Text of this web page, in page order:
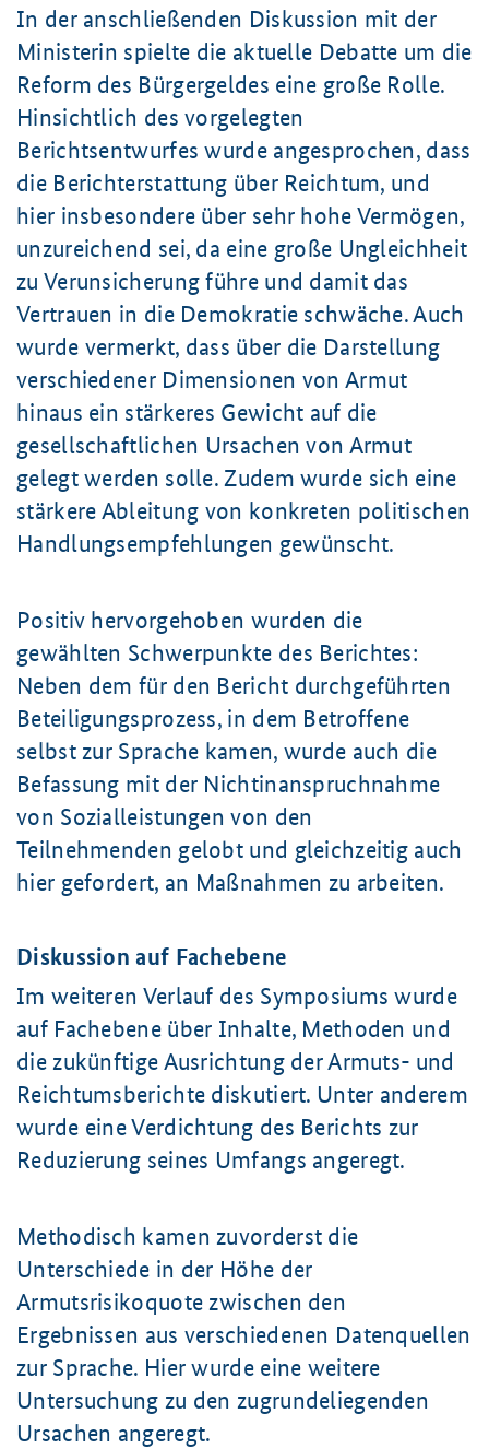
In der anschließenden Diskussion mit der
Ministerin spielte die aktuelle Debatte um die
Reform des Bürgergeldes eine große Rolle.
Hinsichtlich des vorgelegten
Berichtsentwurfes wurde angesprochen, dass
die Berichterstattung über Reichtum, und
hier insbesondere über sehr hohe Vermögen,
unzureichend sei, da eine große Ungleichheit
zu Verunsicherung führe und damit das
Vertrauen in die Demokratie schwäche. Auch
wurde vermerkt, dass über die Darstellung
verschiedener Dimensionen von Armut
hinaus ein stärkeres Gewicht auf die
gesellschaftlichen Ursachen von Armut
gelegt werden solle. Zudem wurde sich eine
stärkere Ableitung von konkreten politischen
Handlungsempfehlungen gewünscht.
Positiv hervorgehoben wurden die
gewählten Schwerpunkte des Berichtes:
Neben dem für den Bericht durchgeführten
Beteiligungsprozess, in dem Betroffene
selbst zur Sprache kamen, wurde auch die
Befassung mit der Nichtinanspruchnahme
von Sozialleistungen von den
Teilnehmenden gelobt und gleichzeitig auch
hier gefordert, an Maßnahmen zu arbeiten.
Diskussion auf Fachebene
Im weiteren Verlauf des Symposiums wurde
auf Fachebene über Inhalte, Methoden und
die zukünftige Ausrichtung der Armuts- und
Reichtumsberichte diskutiert. Unter anderem
wurde eine Verdichtung des Berichts zur
Reduzierung seines Umfangs angeregt.
Methodisch kamen zuvorderst die
Unterschiede in der Höhe der
Armutsrisikoquote zwischen den
Ergebnissen aus verschiedenen Datenquellen
zur Sprache. Hier wurde eine weitere
Untersuchung zu den zugrundeliegenden
Ursachen angeregt.